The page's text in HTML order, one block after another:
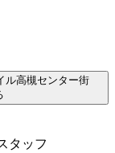
ル高槻センター街
タッフ